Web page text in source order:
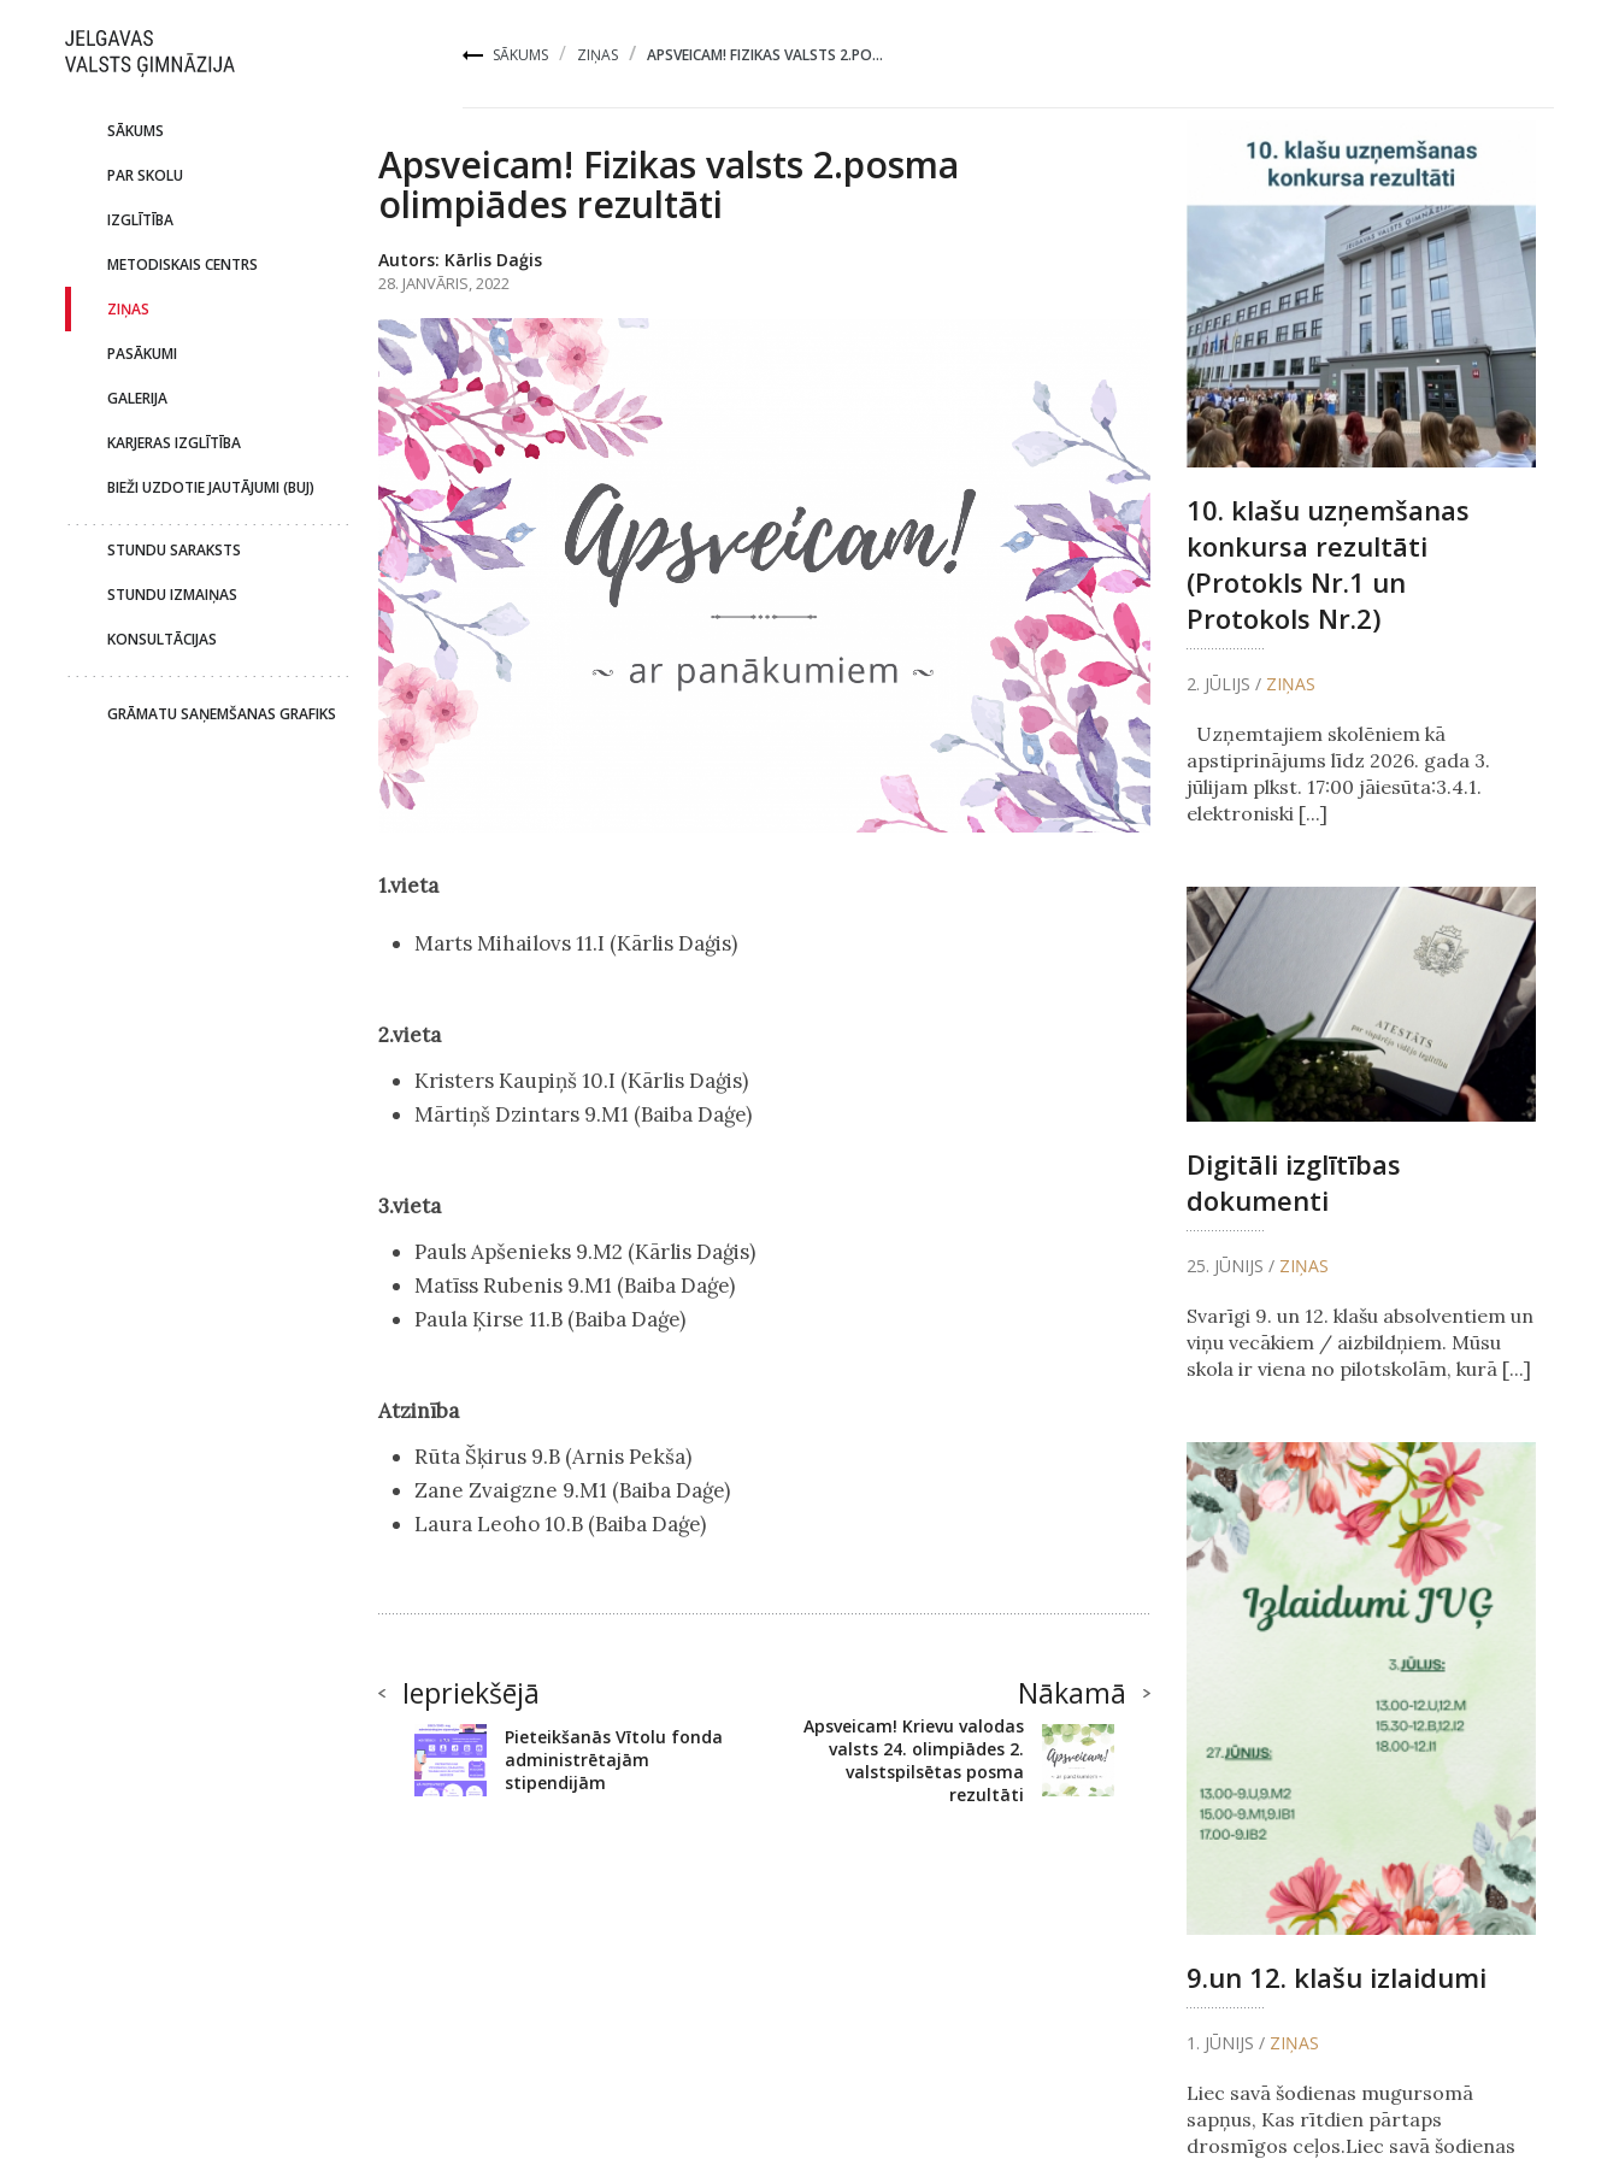
SĀKUMS ZIŅAS APSVEICAM! FIZIKAS VALSTS 2.PO...
SĀKUMS
PAR SKOLU
IZGLĪTĪBA
METODISKAIS CENTRS
ZIŅAS
PASĀKUMI
GALERIJA
KARJERAS IZGLĪTĪBA
BIEŽI UZDOTIE JAUTĀJUMI (BUJ)
STUNDU SARAKSTS
STUNDU IZMAIŅAS
KONSULTĀCIJAS
GRĀMATU SAŅEMŠANAS GRAFIKS
Apsveicam! Fizikas valsts 2.posma
olimpiādes rezultāti
Autors: Kārlis Daģis
28. JANVĀRIS, 2022
1.vieta
Marts Mihailovs 11.I (Kārlis Daģis)
2.vieta
Kristers Kaupiņš 10.I (Kārlis Daģis)
Mārtiņš Dzintars 9.M1 (Baiba Daģe)
3.vieta
Pauls Apšenieks 9.M2 (Kārlis Daģis)
Matīss Rubenis 9.M1 (Baiba Daģe)
Paula Ķirse 11.B (Baiba Daģe)
Atzinība
Rūta Šķirus 9.B (Arnis Pekša)
Zane Zvaigzne 9.M1 (Baiba Daģe)
Laura Leoho 10.B (Baiba Daģe)
Iepriekšējā
Pieteikšanās Vītolu fonda
administrētajām
stipendijām
Nākamā
Apsveicam! Krievu valodas
valsts 24. olimpiādes 2.
valstspilsētas posma
rezultāti
10. klašu uzņemšanas
konkursa rezultāti
(Protokls Nr.1 un
Protokols Nr.2)
2. JŪLIJS / ZIŅAS
Uzņemtajiem skolēniem kā
apstiprinājums līdz 2026. gada 3.
jūlijam plkst. 17:00 jāiesūta:3.4.1.
elektroniski [...]
Digitāli izglītības
dokumenti
25. JŪNIJS / ZIŅAS
Svarīgi 9. un 12. klašu absolventiem un
viņu vecākiem / aizbildņiem. Mūsu
skola ir viena no pilotskolām, kurā [...]
9.un 12. klašu izlaidumi
1. JŪNIJS / ZIŅAS
Liec savā šodienas mugursomā
sapņus, Kas rītdien pārtaps
drosmīgos ceļos.Liec savā šodienas